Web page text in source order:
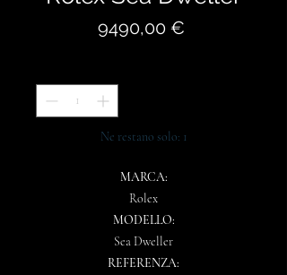
9490,00 €
Ne restano solo: 1
MARCA:
Rolex
MODELLO:
Sea Dweller
REFERENZA: